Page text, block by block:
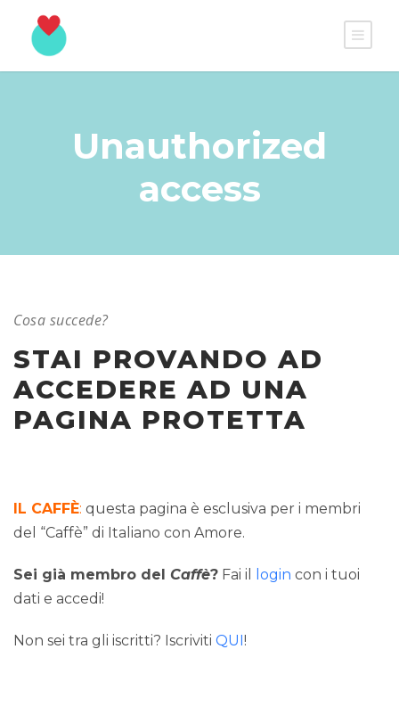
Unauthorized
access
Cosa succede?
STAI PROVANDO AD
ACCEDERE AD UNA
PAGINA PROTETTA
IL CAFFÈ: questa pagina è esclusiva per i membri
del “Caffè” di Italiano con Amore.
Sei già membro del Caffè? Fai il login con i tuoi
dati e accedi!
Non sei tra gli iscritti? Iscriviti QUI!